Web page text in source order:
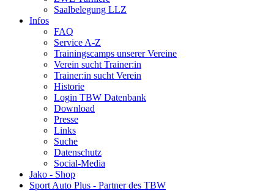
Saalbelegung LLZ
Infos
FAQ
Service A-Z
Trainingscamps unserer Vereine
Verein sucht Trainer:in
Trainer:in sucht Verein
Historie
Login TBW Datenbank
Download
Presse
Links
Suche
Datenschutz
Social-Media
Jako - Shop
Sport Auto Plus - Partner des TBW